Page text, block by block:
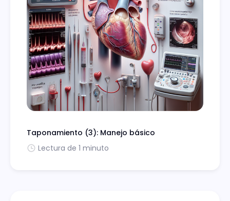
Taponamiento (3): Manejo básico
Lectura de 1 minuto